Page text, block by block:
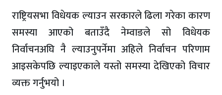
राष्ट्रियसभा विधेयक ल्याउन सरकारले ढिला गरेका कारण
समस्या आएको बताउँदै नेम्वाङले सो विधेयक
निर्वाचनअघि नै ल्याउनुपर्नेमा अहिले निर्वाचन परिणाम
आइसकेपछि ल्याइएकाले यस्तो समस्या देखिएको विचार
व्यक्त गर्नुभयो ।